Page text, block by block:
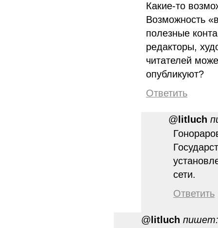
Какие-то
Возможность
полезные
редакторы,
читателей
опубликуют?
Ответить
@ litluch
сети.
Ответить
@ litluch пишет: